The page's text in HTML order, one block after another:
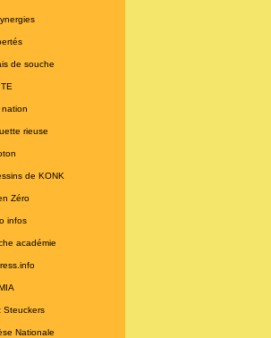
de souche
rieuse
de KONK
Zéro
infos
académie
Steuckers
Nationale